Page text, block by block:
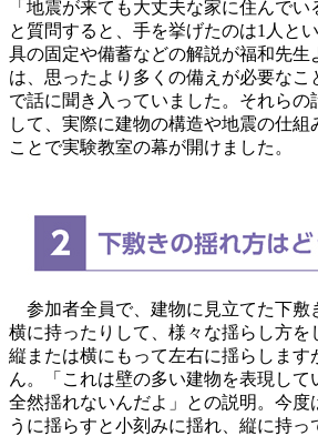
「地震が来ても大丈夫な家に住んでい
と質問すると、手を挙げたのは1人と
具の固定や備蓄などの解説が福和先生
は、思ったより多くの備えが必要なこ
で話に聞き入っていました。それらの
して、実際に建物の構造や地震の仕組
ことで実験教室の幕が開けました。
参加者全員で、建物に見立てた下敷
横に持ったりして、様々な揺らし方を
縦または横にもって左右に揺らします
ん。「これは壁の多い建物を表現して
全然揺れないんだよ」との説明。今度
うに揺らすと小刻みに揺れ、縦に持っ